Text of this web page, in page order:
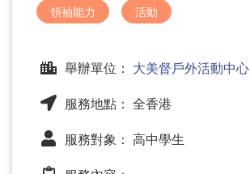
領袖能力 活動
舉辦單位： 大美督戶外活動中心
服務地點： 全香港
服務對象： 高中學生